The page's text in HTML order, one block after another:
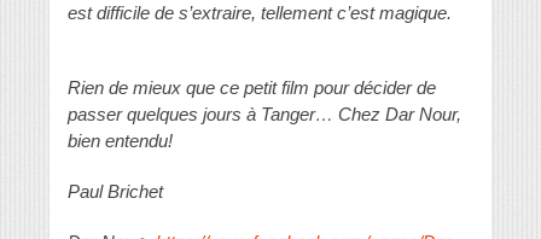
est difficile de s’extraire, tellement c’est magique.
Rien de mieux que ce petit film pour décider de
passer quelques jours à Tanger… Chez Dar Nour,
bien entendu!
Paul Brichet